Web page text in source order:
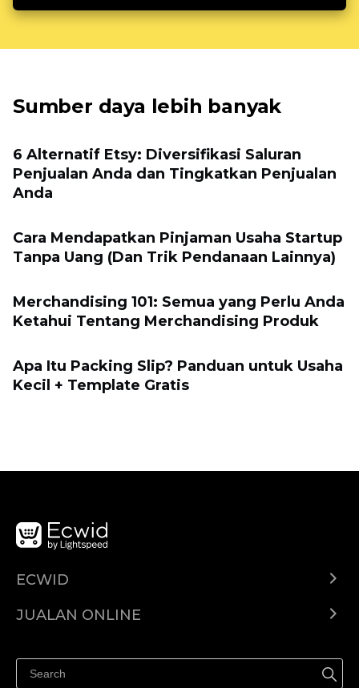
Sumber daya lebih banyak
6 Alternatif Etsy: Diversifikasi Saluran
Penjualan Anda dan Tingkatkan Penjualan
Anda
Cara Mendapatkan Pinjaman Usaha Startup
Tanpa Uang (Dan Trik Pendanaan Lainnya)
Merchandising 101: Semua yang Perlu Anda
Ketahui Tentang Merchandising Produk
Apa Itu Packing Slip? Panduan untuk Usaha
Kecil + Template Gratis
ECWID
Pusat Bantuan
JUALAN ONLINE
Jualan di Facebook